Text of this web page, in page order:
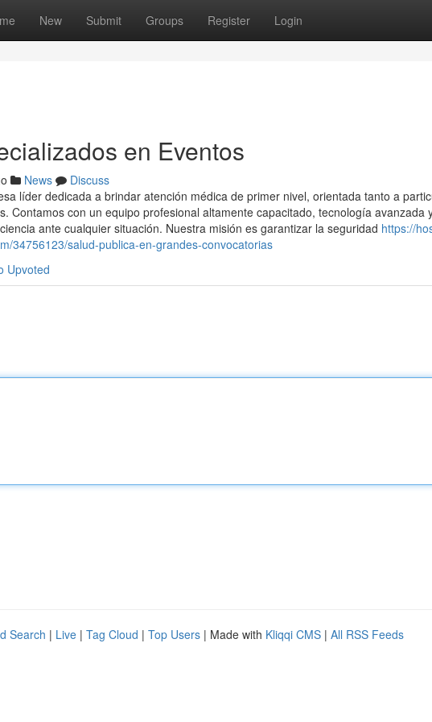
New Submit Groups Register Login
en Eventos
News
Discuss
líder dedicada a brindar atención médica de primer nivel, orientada tanto a
Contamos con un equipo profesional altamente capacitado, tecnología avanzada
ante cualquier situación. Nuestra misión es garantizar la seguridad https://
34756123/salud-publica-en-grandes-convocatorias
Upvoted
Search | Live | Tag Cloud | Top Users | Made with Kliqqi CMS | All RSS Feeds